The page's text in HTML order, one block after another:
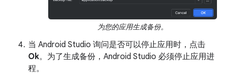
为您的应用生成备份。
当 Android Studio 询问是否可以停止应用时，点击
Ok。为了生成备份，Android Studio 必须停止应用进
程。